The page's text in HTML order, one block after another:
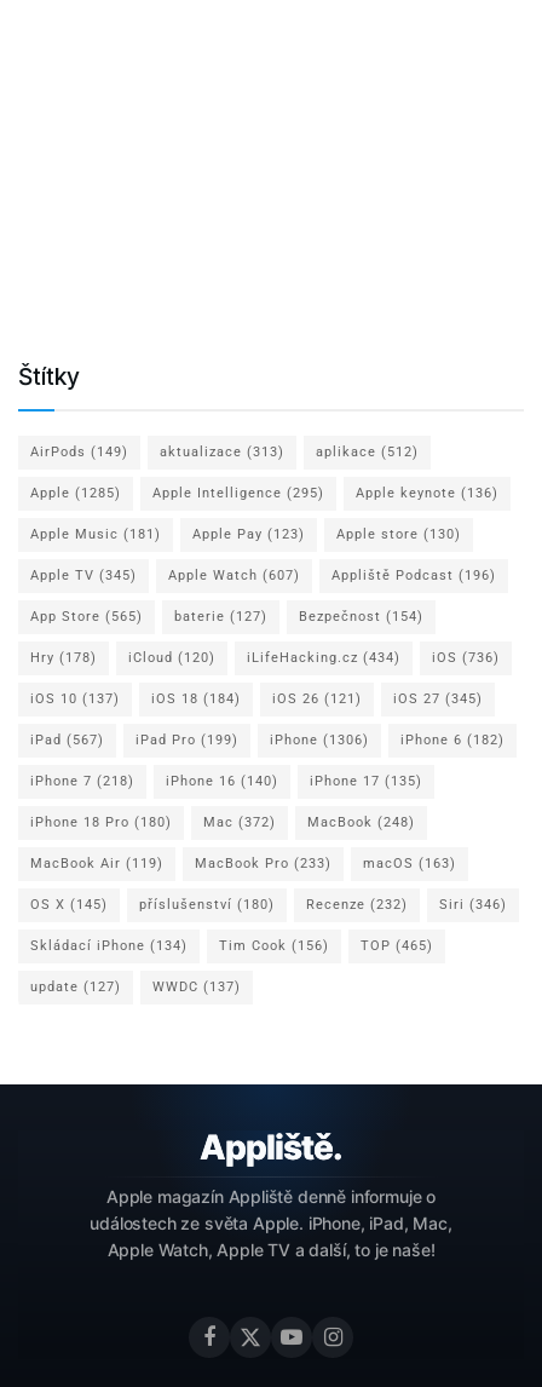
Štítky
AirPods (149) aktualizace (313) aplikace (512)
Apple (1285) Apple Intelligence (295) Apple keynote (136)
Apple Music (181) Apple Pay (123) Apple store (130)
Apple TV (345) Apple Watch (607) Appliště Podcast (196)
App Store (565) baterie (127) Bezpečnost (154)
Hry (178) iCloud (120) iLifeHacking.cz (434) iOS (736)
iOS 10 (137) iOS 18 (184) iOS 26 (121) iOS 27 (345)
iPad (567) iPad Pro (199) iPhone (1306) iPhone 6 (182)
iPhone 7 (218) iPhone 16 (140) iPhone 17 (135)
iPhone 18 Pro (180) Mac (372) MacBook (248)
MacBook Air (119) MacBook Pro (233) macOS (163)
OS X (145) příslušenství (180) Recenze (232) Siri (346)
Skládací iPhone (134) Tim Cook (156) TOP (465)
update (127) WWDC (137)
Apple magazín Appliště denně informuje o
událostech ze světa Apple. iPhone, iPad, Mac,
Apple Watch, Apple TV a další, to je naše!